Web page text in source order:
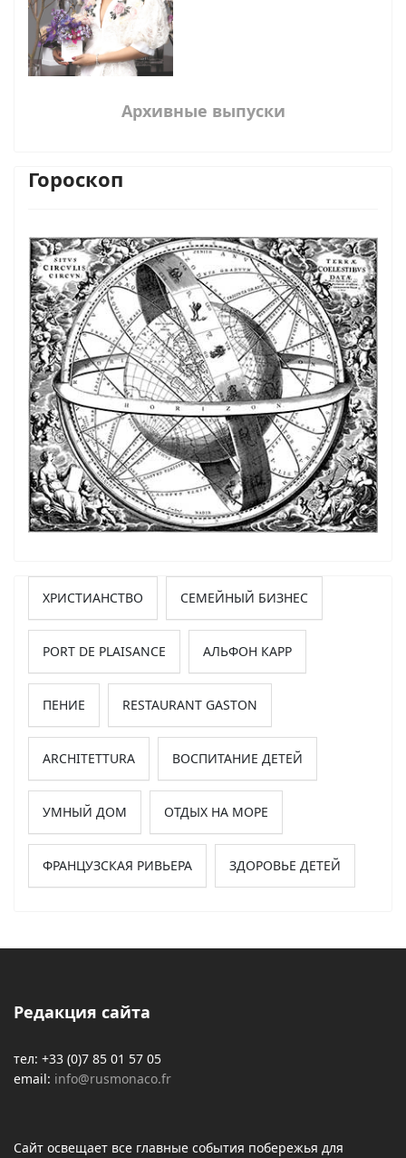
Архивные выпуски
Гороскоп
ХРИСТИАНСТВО СЕМЕЙНЫЙ БИЗНЕС
PORT DE PLAISANCE АЛЬФОН КАРР
ПЕНИЕ RESTAURANT GASTON
ARCHITETTURA ВОСПИТАНИЕ ДЕТЕЙ
УМНЫЙ ДОМ ОТДЫХ НА МОРЕ
ФРАНЦУЗСКАЯ РИВЬЕРА ЗДОРОВЬЕ ДЕТЕЙ
Редакция сайта
тел: +33 (0)7 85 01 57 05
email: info@rusmonaco.fr
Сайт освещает все главные события побережья для